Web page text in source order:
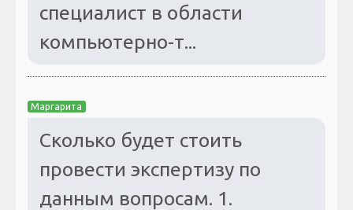
специалист в области
компьютерно-т...
Маргарита
Сколько будет стоить
провести экспертизу по
данным вопросам. 1.